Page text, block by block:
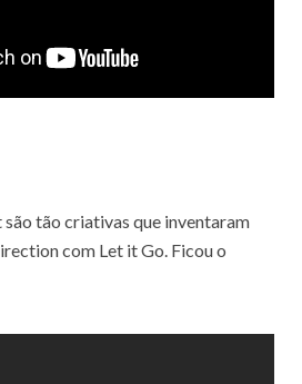
são tão criativas que inventaram
com Let it Go. Ficou o